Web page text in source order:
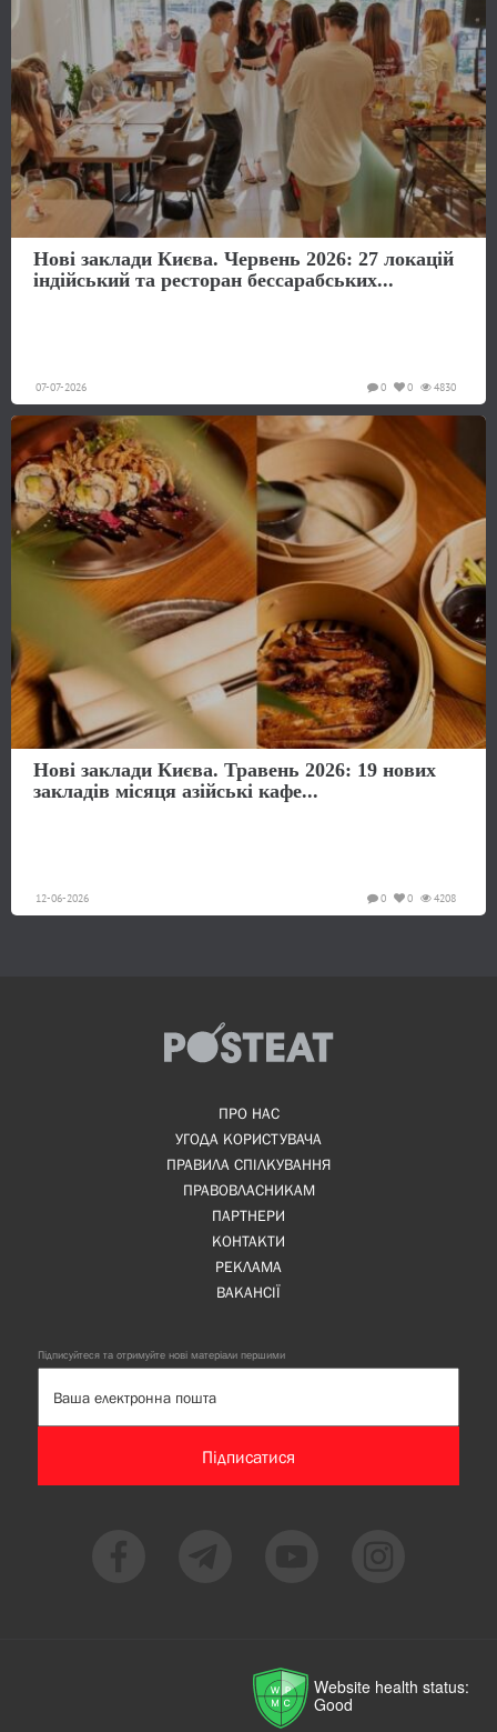
Нові заклади Києва. Червень 2026: 27 локацій
індійський та ресторан бессарабських...
07-07-2026 4830
0
0
Нові заклади Києва. Травень 2026: 19 нових
закладів місяця азійські кафе...
12-06-2026 4208
0
0
ПРО НАС
УГОДА КОРИСТУВАЧА
ПРАВИЛА СПІЛКУВАННЯ
ПРАВОВЛАСНИКАМ
ПАРТНЕРИ
КОНТАКТИ
РЕКЛАМА
ВАКАНСІЇ
Підписуйтеся та отримуйте нові матеріали першими
Підписатися
Website health status:
Good